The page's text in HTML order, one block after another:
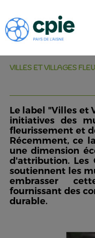
VILLES ET VILLAGES
Le label "Villes et
initiatives des
fleurissement et
Récemment, ce
une dimension
d'attribution. Les
soutiennent les
embrasser
fournissant des
durable.